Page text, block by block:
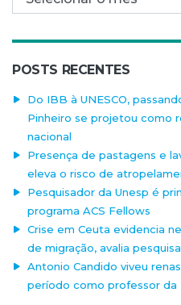
POSTS RECENTES
Do IBB à UNESCO,
Pinheiro se projetou como
nacional
Presença de pastagens e
eleva o risco de
Pesquisador da Unesp é
programa ACS Fellows
Crise em Ceuta evidencia
de migração, avalia
Antonio Candido viveu
período como professor da